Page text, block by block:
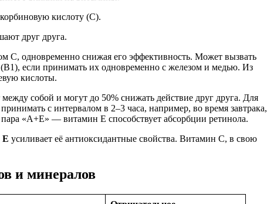
кислоту (С).
друг друга.
С, одновременно снижая его эффективность. Может вызвать
если принимать их одновременно с железом и медью. Из
кислоты.
собой и могут до 50% снижать действие друг друга. Для
с интервалом в 2–3 часа, например, во время завтрака,
«А+Е» — витамин Е способствует абсорбции ретинола.
Е усиливает её антиоксидантные свойства. Витамин С, в свою
и минералов